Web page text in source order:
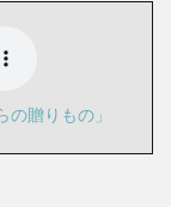
贈りもの」